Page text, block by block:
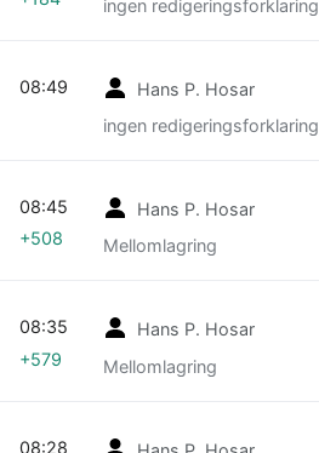
ingen redigeringsforklaring
Hans P. Hosar
ingen redigeringsforklaring
08:49
Hans P. Hosar
Mellomlagring
08:45
+508
Hans P. Hosar
Mellomlagring
08:35
+579
08:28